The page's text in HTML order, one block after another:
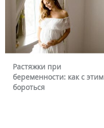
Растяжки при
беременности: как с этим
бороться